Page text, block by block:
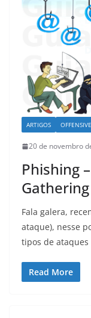
ARTIGOS OFFENSIVE
20 de novembro
Phishing
Gathering
Fala galera,
ataque), nesse
tipos de ataques
Read More